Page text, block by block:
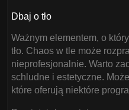
Dbaj o tło
Ważnym elementem, o
tło. Chaos w tle może
nieprofesjonalnie. Warto
schludne i estetyczne.
które oferują niektóre